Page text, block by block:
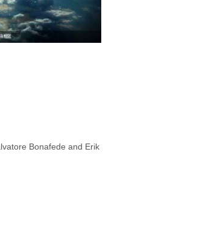
Bonafede and Erik